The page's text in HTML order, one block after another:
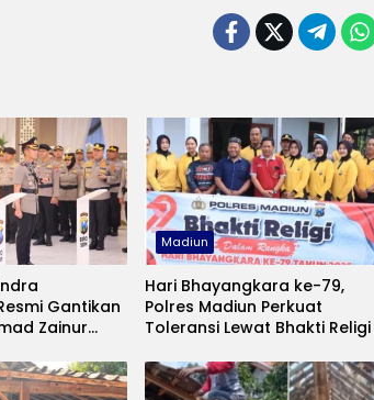
Gantikan
Zainur
Madiun
Hari Bhayangkara ke-79,
Polres Madiun Perkuat
Toleransi Lewat Bhakti Religi